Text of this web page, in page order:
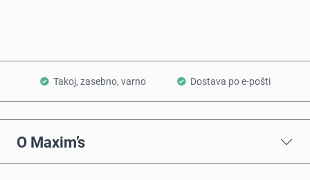
Takoj, zasebno, varno Dostava po e-pošti
O Maxim’s